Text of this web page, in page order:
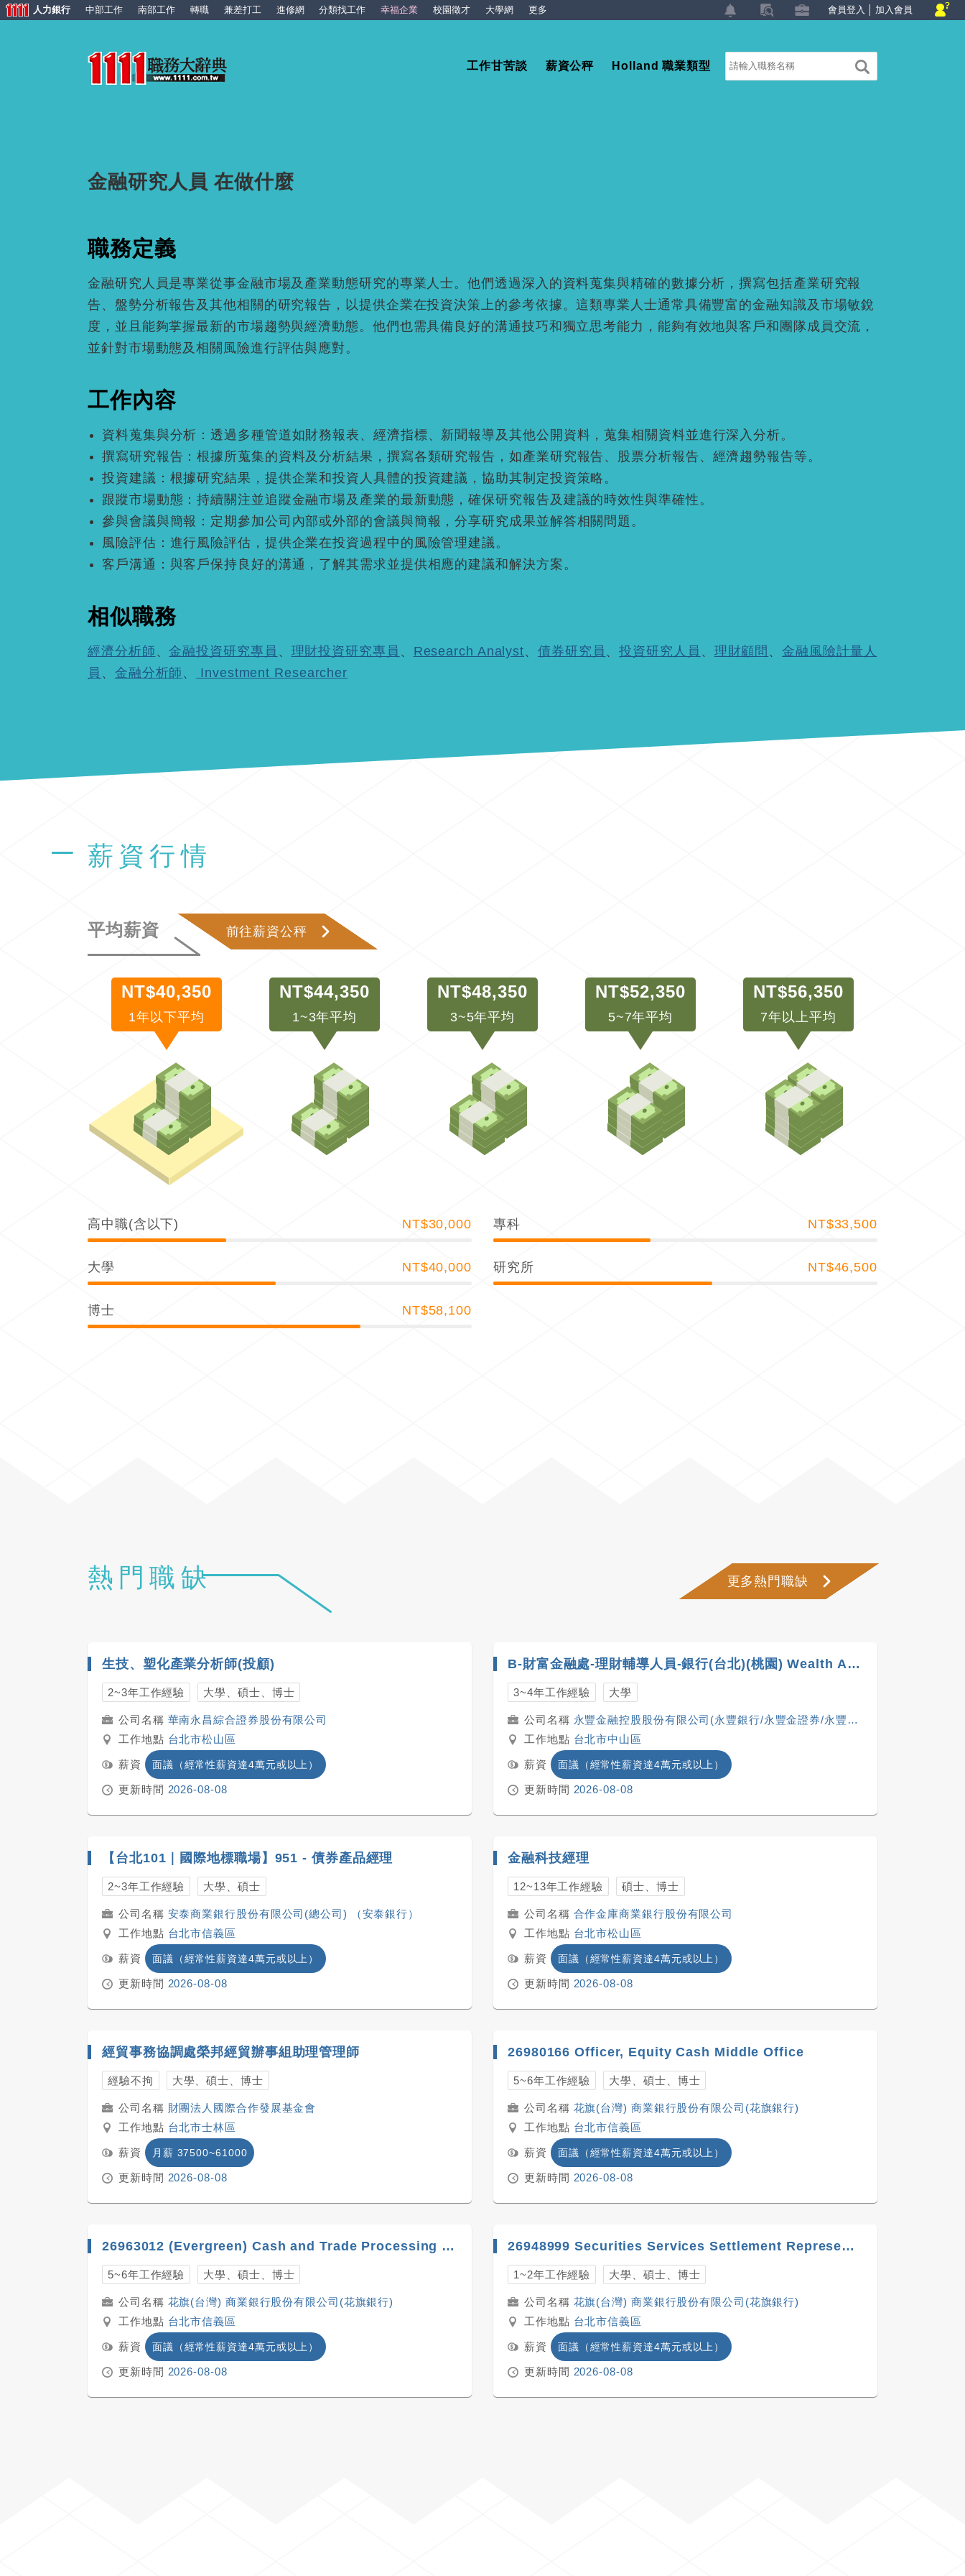
會員登入 加入會員
人力銀行 中部工作 南部工作 轉職 兼差打工 進修網 分類找工作 幸福企業 校園徵才 大學網 更多
工作甘苦談 薪資公秤 Holland 職業類型
金融研究人員 在做什麼
職務定義
金融研究人員是專業從事金融市場及產業動態研究的專業人士。他們透過深入的資料蒐集與精確的數據分析，撰寫包括產業研究報
告、盤勢分析報告及其他相關的研究報告，以提供企業在投資決策上的參考依據。這類專業人士通常具備豐富的金融知識及市場敏銳
度，並且能夠掌握最新的市場趨勢與經濟動態。他們也需具備良好的溝通技巧和獨立思考能力，能夠有效地與客戶和團隊成員交流，
並針對市場動態及相關風險進行評估與應對。
工作內容
資料蒐集與分析：透過多種管道如財務報表、經濟指標、新聞報導及其他公開資料，蒐集相關資料並進行深入分析。
撰寫研究報告：根據所蒐集的資料及分析結果，撰寫各類研究報告，如產業研究報告、股票分析報告、經濟趨勢報告等。
投資建議：根據研究結果，提供企業和投資人具體的投資建議，協助其制定投資策略。
跟蹤市場動態：持續關注並追蹤金融市場及產業的最新動態，確保研究報告及建議的時效性與準確性。
參與會議與簡報：定期參加公司內部或外部的會議與簡報，分享研究成果並解答相關問題。
風險評估：進行風險評估，提供企業在投資過程中的風險管理建議。
客戶溝通：與客戶保持良好的溝通，了解其需求並提供相應的建議和解決方案。
相似職務
經濟分析師 、金融投資研究專員 、 理財投資研究專員 、 Research Analyst、 債券研究員 、投資研究人員 、 理財顧問 、金融風險計量人
員 、 金融分析師 、 Investment Researcher
薪資行情
平均薪資 前往薪資公秤
NT$40,350
1年以下平均
NT$44,350
1~3年平均
NT$48,350
3~5年平均
NT$52,350
5~7年平均
NT$56,350
7年以上平均
高中職(含以下) NT$30,000 專科 NT$33,500
大學 NT$40,000 研究所 NT$46,500
博士 NT$58,100
熱門職缺 更多熱門職缺
生技、塑化產業分析師(投顧)
2~3年工作經驗 大學、碩士、博士
華南永昌綜合證券股份有限公司
工作地點 台北市松山區
薪資 面議（經常性薪資達4萬元或以上）
更新時間 2026-08-08
B-財富金融處-理財輔導人員-銀行(台北)(桃園) Wealth Advisory Specialist
3~4年工作經驗 大學
永豐金融控股股份有限公司(永豐銀行/永豐金證券/永豐金租賃)
工作地點 台北市中山區
薪資 面議（經常性薪資達4萬元或以上）
更新時間 2026-08-08
【台北101｜國際地標職場】951 - 債券產品經理
2~3年工作經驗 大學、碩士
安泰商業銀行股份有限公司(總公司) （安泰銀行）
工作地點 台北市信義區
薪資 面議（經常性薪資達4萬元或以上）
更新時間 2026-08-08
金融科技經理
12~13年工作經驗 碩士、博士
合作金庫商業銀行股份有限公司
工作地點 台北市松山區
薪資 面議（經常性薪資達4萬元或以上）
更新時間 2026-08-08
經貿事務協調處榮邦經貿辦事組助理管理師
經驗不拘 大學、碩士、博士
財團法人國際合作發展基金會
工作地點 台北市士林區
薪資 月薪 37500~61000
更新時間 2026-08-08
26980166 Officer, Equity Cash Middle Office
5~6年工作經驗 大學、碩士、博士
花旗(台灣) 商業銀行股份有限公司(花旗銀行)
工作地點 台北市信義區
薪資 面議（經常性薪資達4萬元或以上）
更新時間 2026-08-08
26963012 (Evergreen) Cash and Trade Processing Representative
5~6年工作經驗 大學、碩士、博士
花旗(台灣) 商業銀行股份有限公司(花旗銀行)
工作地點 台北市信義區
薪資 面議（經常性薪資達4萬元或以上）
更新時間 2026-08-08
26948999 Securities Services Settlement Representative/Analyst
1~2年工作經驗 大學、碩士、博士
花旗(台灣) 商業銀行股份有限公司(花旗銀行)
工作地點 台北市信義區
薪資 面議（經常性薪資達4萬元或以上）
更新時間 2026-08-08